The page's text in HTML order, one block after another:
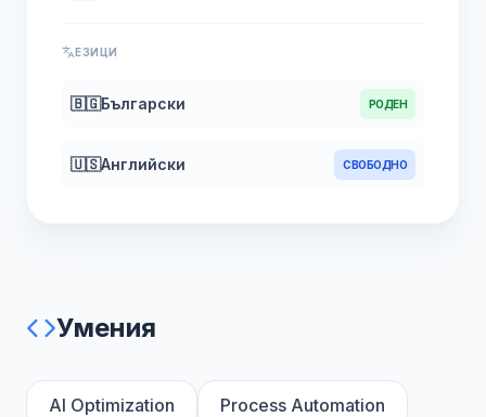
ЕЗИЦИ
🇧🇬Български РОДЕН
🇺🇸Английски СВОБОДНО
Умения
AI Optimization Process Automation